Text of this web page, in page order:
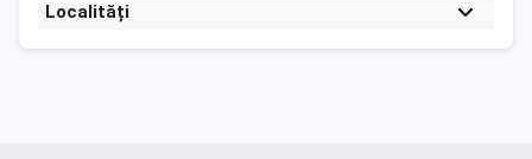
Localități